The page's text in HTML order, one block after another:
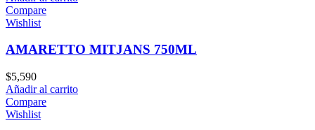
Compare
Wishlist
AMARETTO MITJANS 750ML
$5,590
Añadir al carrito
Compare
Wishlist